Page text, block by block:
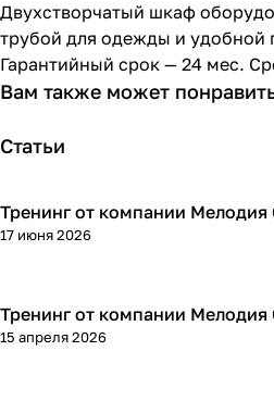
Двухстворчатый шкаф
трубой для одежды и удобной
Гарантийный срок — 24 мес.
Вам также может
Статьи
Тренинг от компании Мелодия
17 июня 2026
Тренинг от компании Мелодия
15 апреля 2026